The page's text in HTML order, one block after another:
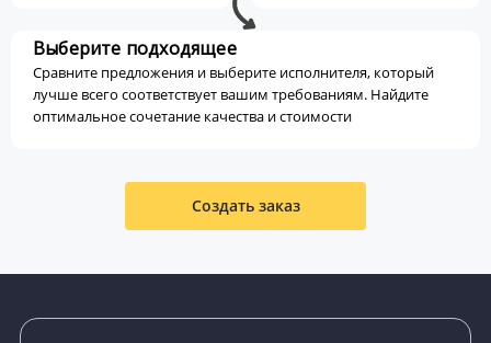
Выберите подходящее
Сравните предложения и выберите исполнителя, который
лучше всего соответствует вашим требованиям. Найдите
оптимальное сочетание качества и стоимости
Создать заказ